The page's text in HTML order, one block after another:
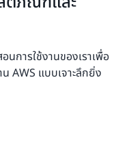
นการใช้งานของเราเพื่อ
AWS แบบเจาะลึกยิ่ง